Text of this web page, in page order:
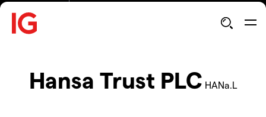
Hansa Trust PLC HANa.L